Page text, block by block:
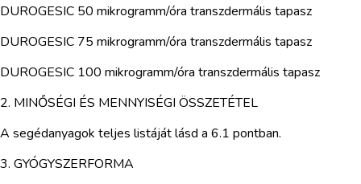
DUROGESIC 50 mikrogramm/óra transzdermális tapasz
DUROGESIC 75 mikrogramm/óra transzdermális tapasz
DUROGESIC 100 mikrogramm/óra transzdermális tapasz
2. MINŐSÉGI ÉS MENNYISÉGI ÖSSZETÉTEL
A segédanyagok teljes listáját lásd a 6.1 pontban.
3. GYÓGYSZERFORMA